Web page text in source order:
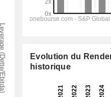
Evolution du
historique